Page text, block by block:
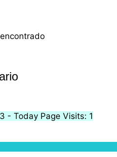
- Today Page Visits: 1